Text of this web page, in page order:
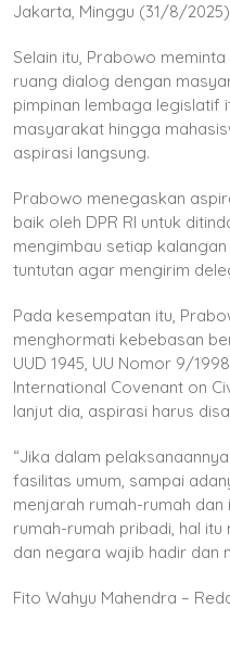
Jakarta, Minggu (31/8/
Selain itu, Prabowo
ruang dialog dengan
pimpinan lembaga legislatif
masyarakat hingga
aspirasi langsung.
Prabowo menegaskan
baik oleh DPR RI untuk
mengimbau setiap
tuntutan agar mengirim
Pada kesempatan itu,
menghormati kebebasan
UUD 1945, UU Nomor 9/
International Covenant on
lanjut dia, aspirasi harus
“Jika dalam
fasilitas umum, sampai
menjarah rumah-rumah dan
rumah-rumah pribadi, hal
dan negara wajib hadir dan
Fito Wahyu Mahendra –